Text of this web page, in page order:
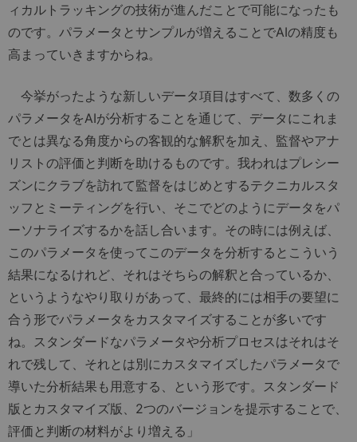
ィカルトラッキングの技術が進んだことで可能になったも
のです。パラメータとサンプルが増えることでAIの精度も
高まっていきますからね。
今挙がったような新しいデータ項目はすべて、数多くの
パラメータをAIが分析することを通じて、データにこれま
でとは異なる角度からの客観的な解釈を加え、監督やアナ
リストの評価と判断を助けるものです。我われはプレシー
ズンにクラブを訪れて監督をはじめとするテクニカルスタ
ッフとミーティングを行い、そこでどのようにデータをパ
ーソナライズするかを話し合います。その時には例えば、
このパラメータを使ってこのデータを分析するとこういう
結果になるけれど、それはそちらの解釈と合っているか、
というようなやり取りがあって、最終的には相手の要望に
合う形でパラメータをカスタマイズすることが多いです
ね。スタンダードなパラメータや分析プロセスはそれはそ
れで残して、それとは別にカスタマイズしたパラメータで
導いた分析結果も用意する、という形です。スタンダード
版とカスタマイズ版、2つのバージョンを提示することで、
評価と判断の材料がより増える」